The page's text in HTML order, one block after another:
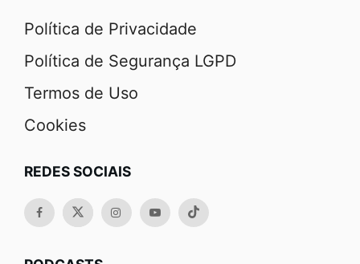
Política de Privacidade
Política de Segurança LGPD
Termos de Uso
Cookies
REDES SOCIAIS